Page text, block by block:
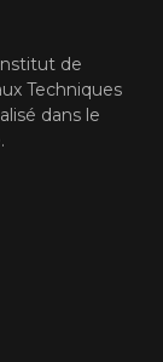
de
Techniques
dans le